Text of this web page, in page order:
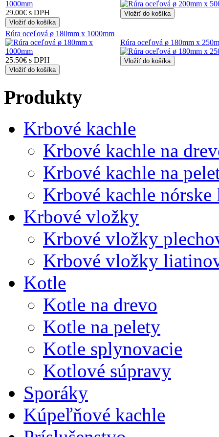
29.00€ s DPH
Rúra oceľová ø 180mm x 1000mm
25.50€ s DPH
Rúra oceľová ø 180mm x
Produkty
Krbové kachle
Krbové kachle na
Krbové kachle na
Krbové kachle
Krbové vložky
Krbové vložky
Krbové vložky
Kotle
Kotle na drevo
Kotle na pelety
Kotle splynovacie
Kotlové súpravy
Sporáky
Kúpeľňové kachle